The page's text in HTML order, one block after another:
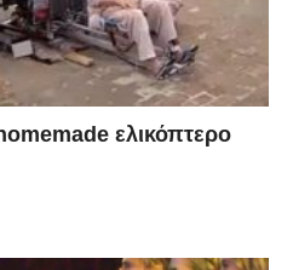
ελικόπτερο